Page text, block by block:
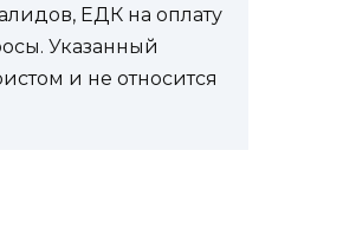
ЕДК на оплату
Указанный
и не относится